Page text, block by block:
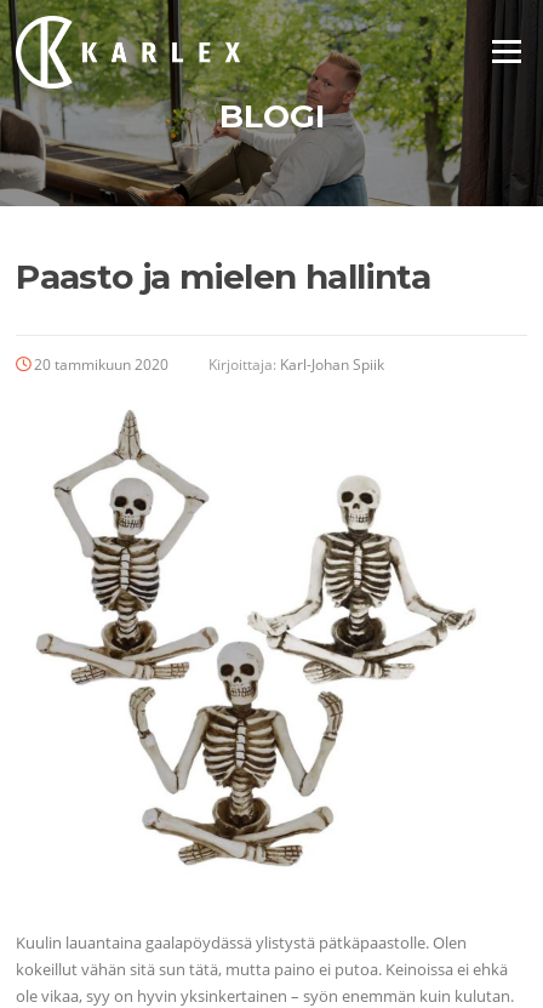
Siirry
suoraan
sisältöön
Valikko
BLOGI
Paasto ja mielen hallinta
20 tammikuun 2020 Kirjoittaja: Karl-Johan Spiik
Kuulin lauantaina gaalapöydässä ylistystä pätkäpaastolle. Olen
kokeillut vähän sitä sun tätä, mutta paino ei putoa. Keinoissa ei ehkä
ole vikaa, syy on hyvin yksinkertainen – syön enemmän kuin kulutan.